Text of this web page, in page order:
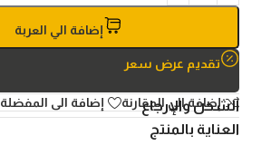
إضافة الي العربة
تقديم عرض سعر
إضافة الي المقارنة إضافة الى المفضلة
الشحن والإرجاع
العناية بالمنتج